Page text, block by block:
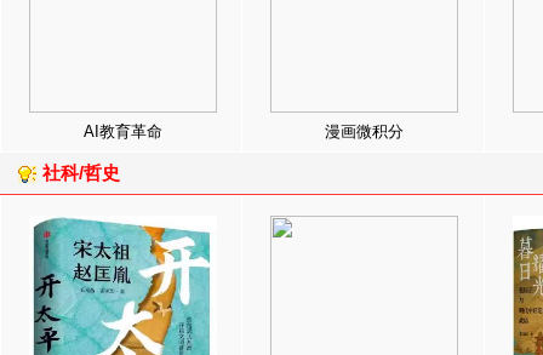
AI教育革命 漫画微积分
社科/哲史